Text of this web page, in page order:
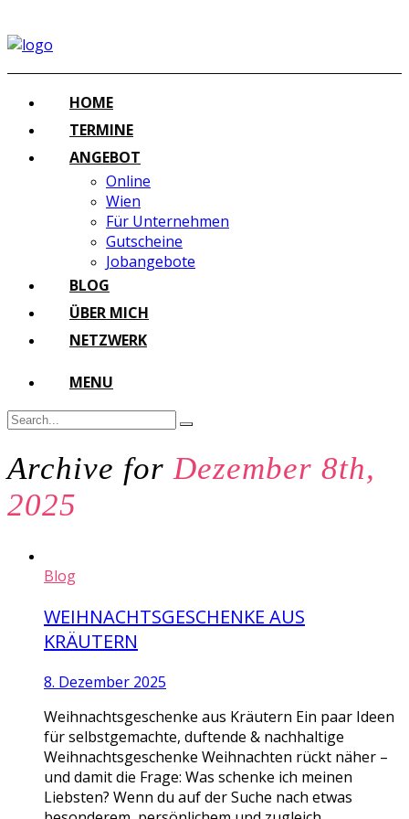
HOME
TERMINE
ANGEBOT
Online
Wien
Für Unternehmen
Gutscheine
Jobangebote
BLOG
ÜBER MICH
NETZWERK
MENU
Archive forDezember 8th,
2025
Blog
WEIHNACHTSGESCHENKE AUS
KRÄUTERN
8. Dezember 2025
Weihnachtsgeschenke aus Kräutern Ein paar Ideen
für selbstgemachte, duftende & nachhaltige
Weihnachtsgeschenke Weihnachten rückt näher –
und damit die Frage: Was schenke ich meinen
Liebsten? Wenn du auf der Suche nach etwas